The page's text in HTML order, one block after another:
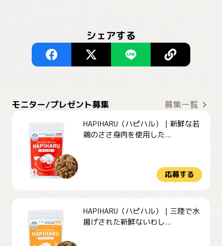
シェアする
モニター/プレゼント募集 募集一覧
HAPIHARU（ハピハル）｜新鮮な若
鶏のささ身肉を使用した...
応募する
HAPIHARU（ハピハル）｜三陸で水
揚げされた新鮮ないわし...